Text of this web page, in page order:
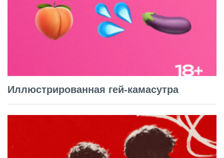
Иллюстрированная гей-камасутра